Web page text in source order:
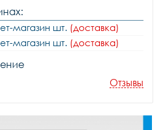
магазин шт. (доставка)
магазин шт. (доставка)
Отзывы